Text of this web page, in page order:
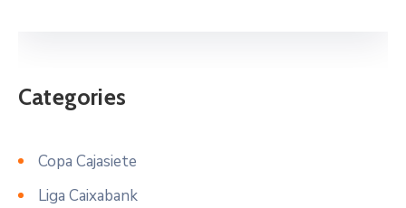
Categories
Copa Cajasiete
Liga Caixabank